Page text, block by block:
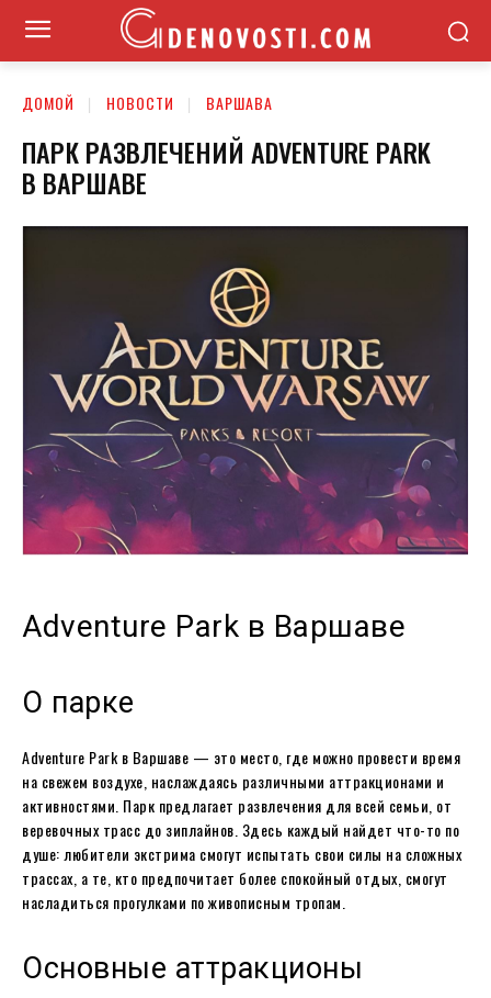
ДОМОЙ НОВОСТИ ВАРШАВА
ПАРК РАЗВЛЕЧЕНИЙ ADVENTURE PARK
В ВАРШАВЕ
Adventure Park в Варшаве
О парке
Adventure Park в Варшаве — это место, где можно провести время
на свежем воздухе, наслаждаясь различными аттракционами и
активностями. Парк предлагает развлечения для всей семьи, от
веревочных трасс до зиплайнов. Здесь каждый найдет что-то по
душе: любители экстрима смогут испытать свои силы на сложных
трассах, а те, кто предпочитает более спокойный отдых, смогут
насладиться прогулками по живописным тропам.
Основные аттракционы